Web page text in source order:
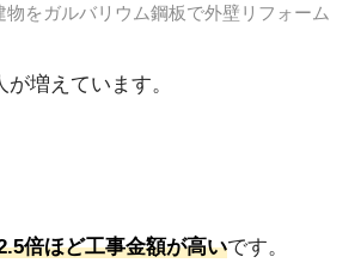
物をガルバリウム鋼板で外壁リフォーム
増えています。
倍ほど工事金額が高いです。